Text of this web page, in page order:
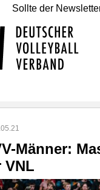
Sollte der
Männer:
VNL